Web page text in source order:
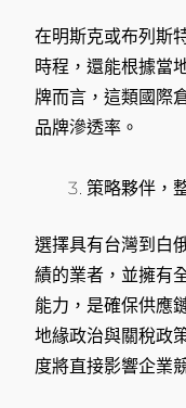
在明斯克或布列斯
時程，還能根據當
牌而言，這類國際
品牌滲透率。
策略夥伴，
選擇具有台灣到白
績的業者，並擁有
能力，是確保供應
地緣政治與關稅政
度將直接影響企業